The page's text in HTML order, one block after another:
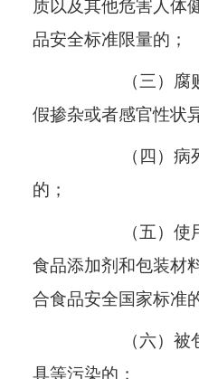
质以及其他危害人体
品安全标准限量的；
（三）
假掺杂或者感官性状
（四）
的；
（五）
食品添加剂和包装材
合食品安全国家标准
（六）
具等污染的；